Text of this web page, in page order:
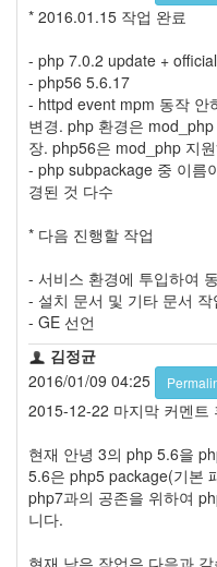
* 2016.01.15 작업 완료
- php 7.0.2 update +
- php56 5.6.17
- httpd event mpm 동작 안
변경. php 환경은
장. php56은 mod_php 지
- php subpackage 중 이름
경된 것 다수
* 다음 진행할 작업
- 서비스 환경에 투입하여
- 설치 문서 및 기타 문서 작
- GE 선언
김정균
2016/01/09 04:25
2015-12-22 마지막 커멘트
현재 안녕 3의 php 5.6을
5.6은 php5 package(기본
php7과의 공존을 위하여
니다.
스
트
1
by
김
정
균
Liitokala
6F22
충
전
방
김
정
균